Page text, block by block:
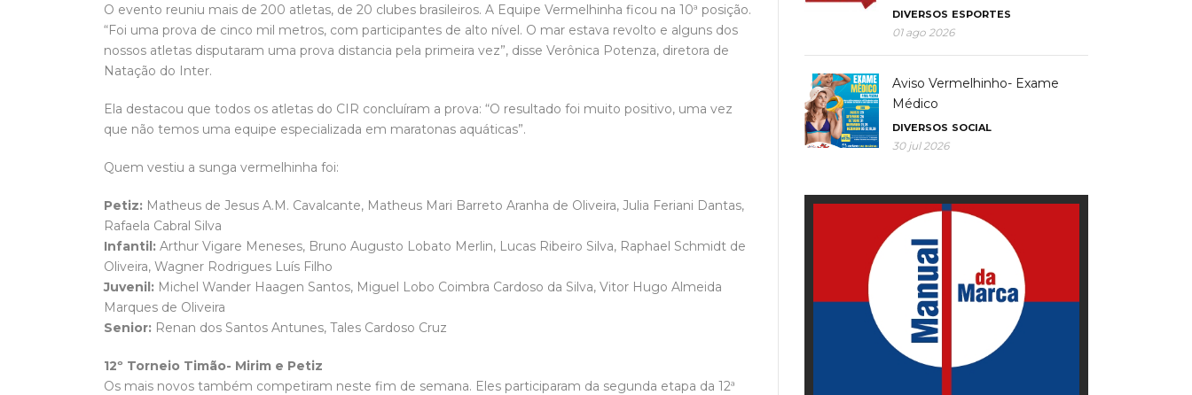
O evento reuniu mais de 200 atletas, de 20 clubes brasileiros. A Equipe Vermelhinha ficou na 10ª posição.
“Foi uma prova de cinco mil metros, com participantes de alto nível. O mar estava revolto e alguns dos
nossos atletas disputaram uma prova distancia pela primeira vez”, disse Verônica Potenza, diretora de
Natação do Inter.
Ela destacou que todos os atletas do CIR concluíram a prova: “O resultado foi muito positivo, uma vez
que não temos uma equipe especializada em maratonas aquáticas”.
Quem vestiu a sunga vermelhinha foi:
Petiz: Matheus de Jesus A.M. Cavalcante, Matheus Mari Barreto Aranha de Oliveira, Julia Feriani Dantas,
Rafaela Cabral Silva
Infantil: Arthur Vigare Meneses, Bruno Augusto Lobato Merlin, Lucas Ribeiro Silva, Raphael Schmidt de
Oliveira, Wagner Rodrigues Luís Filho
Juvenil: Michel Wander Haagen Santos, Miguel Lobo Coimbra Cardoso da Silva, Vitor Hugo Almeida
Marques de Oliveira
Senior: Renan dos Santos Antunes, Tales Cardoso Cruz
12º Torneio Timão- Mirim e Petiz
Os mais novos também competiram neste fim de semana. Eles participaram da segunda etapa da 12ª
DIVERSOS ESPORTES
01 ago 2026
Aviso Vermelhinho- Exame
Médico
DIVERSOS SOCIAL
30 jul 2026